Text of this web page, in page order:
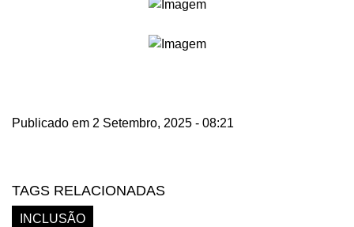
Publicado em 2 Setembro, 2025 - 08:21
TAGS RELACIONADAS
INCLUSÃO